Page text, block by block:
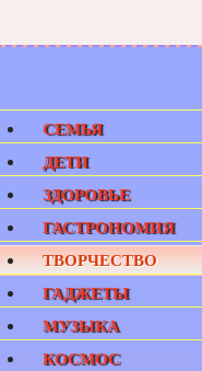
СЕМЬЯ
ДЕТИ
ЗДОРОВЬЕ
ГАСТРОНОМИЯ
ТВОРЧЕСТВО
ГАДЖЕТЫ
МУЗЫКА
КОСМОС